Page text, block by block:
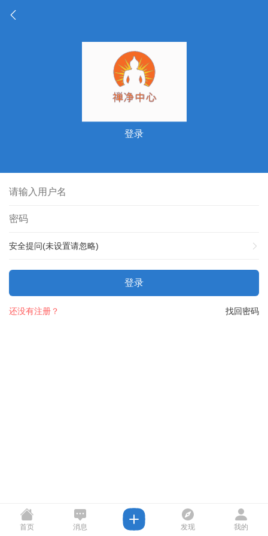
登录
安全提问(未设置请忽略)
登录
找回密码
还没有注册？
首页 消息 发现 我的